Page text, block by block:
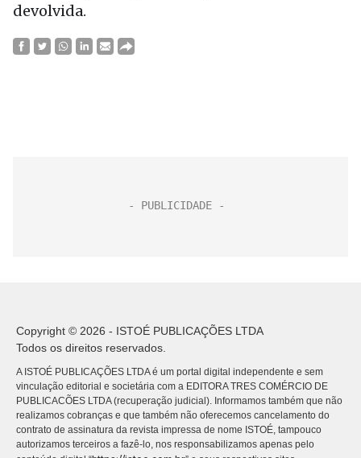
devolvida.
Copyright © 2026 - ISTOÉ PUBLICAÇÕES LTDA
Todos os direitos reservados.
A ISTOÉ PUBLICAÇÕES LTDA é um portal digital independente e sem
vinculação editorial e societária com a EDITORA TRES COMÉRCIO DE
PUBLICACÕES LTDA (recuperação judicial). Informamos também que não
realizamos cobranças e que também não oferecemos cancelamento do
contrato de assinatura da revista impressa de nome ISTOÉ, tampouco
autorizamos terceiros a fazê-lo, nos responsabilizamos apenas pelo